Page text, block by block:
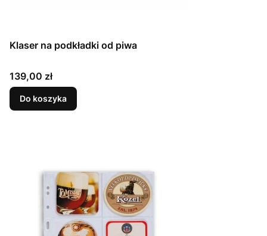
Klaser na podkładki od piwa
Cena
139,00 zł
Do koszyka